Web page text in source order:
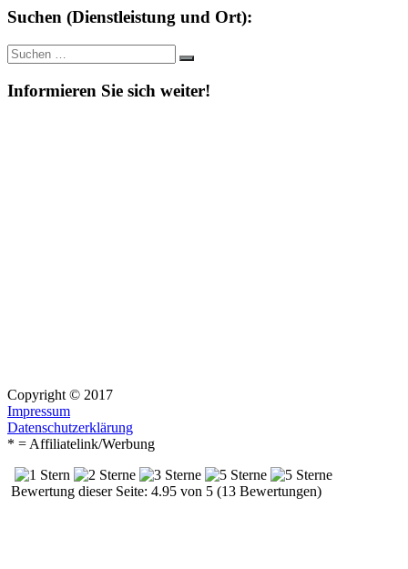
Suchen (Dienstleistung und Ort):
Suche
nach:
Suchen
Informieren Sie sich weiter!
Copyright © 2017
Impressum
Datenschutzerklärung
* = Affiliatelink/Werbung
Bewertung dieser Seite: 4.95 von 5 (13 Bewertungen)